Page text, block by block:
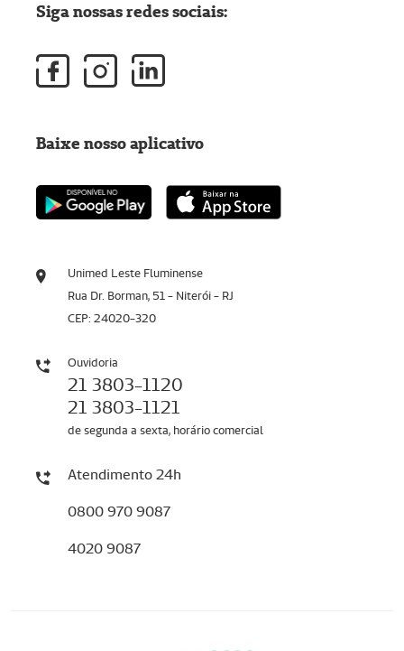
Unimed Leste Fluminense
Rua Dr. Borman, 51 - Niterói - RJ
CEP: 24020-320
Ouvidoria
21 3803-1120
21 3803-1121
de segunda a sexta, horário comercial
Atendimento 24h
0800 970 9087
4020 9087
Siga nossas redes sociais:
Baixe nosso aplicativo